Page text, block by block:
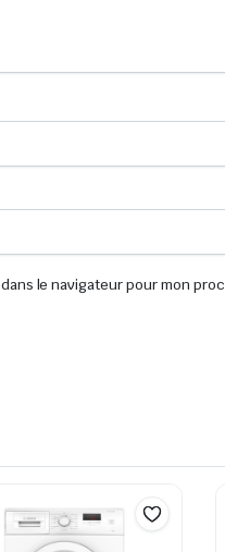
le navigateur pour mon